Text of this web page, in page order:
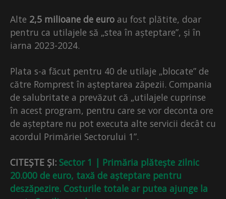
Alte 2,5 milioane de euro au fost plătite, doar
pentru ca utilajele să „stea în așteptare”, și în
iarna 2023-2024.
Plata s-a făcut pentru 40 de utilaje „blocate” de
către Romprest în așteptarea zăpezii. Compania
de salubritate a prevăzut că „utilajele cuprinse
în acest program, pentru care se vor deconta ore
de așteptare nu pot executa alte servicii decât cu
acordul Primăriei Sectorului 1”.
CITEȘTE ȘI: Sector 1 | Primăria plătește zilnic
20.000 de euro, taxă de așteptare pentru
deszăpezire. Costurile totale ar putea ajunge la